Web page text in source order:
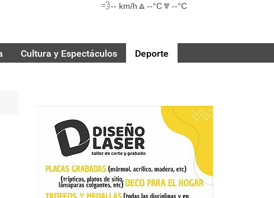
💨-- km/h 🔼 --°C🔽 --°C
Cultura y Espectáculos Deporte